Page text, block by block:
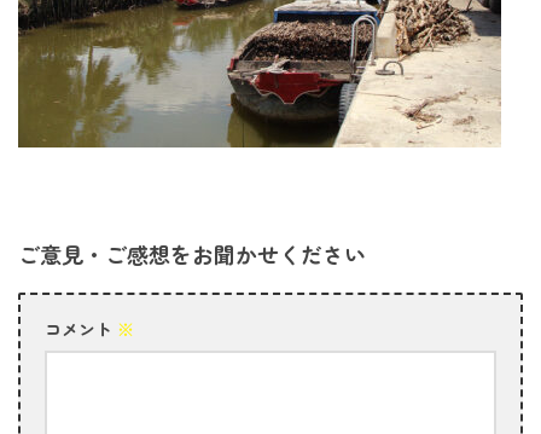
ご意見・ご感想をお聞かせください
コメント ※